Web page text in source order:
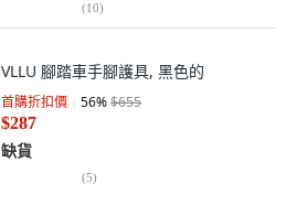
(10)
VLLU 腳踏車手腳護具, 黑色的
首購折扣價 56%$655
$287
缺貨
(5)